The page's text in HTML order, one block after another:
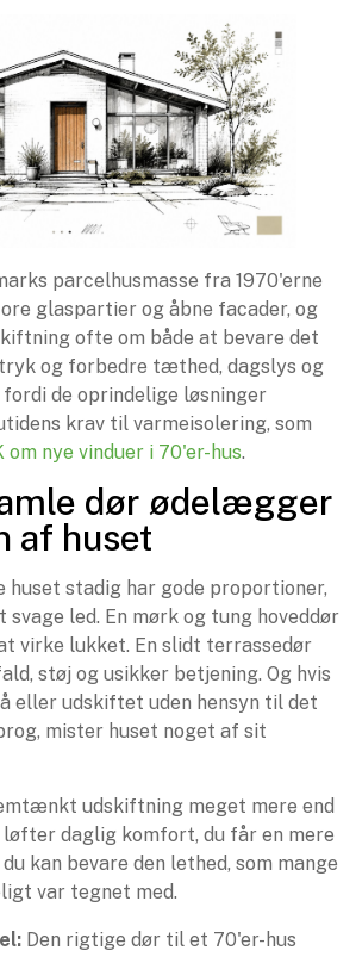
parcelhusmasse fra 1970'erne
glaspartier og åbne facader, og
ofte om både at bevare det
og forbedre tæthed, dagslys og
de oprindelige løsninger
krav til varmeisolering, som
om nye vinduer i 70'er-hus.
dør ødelægger
af huset
huset stadig har gode proportioner,
svage led. En mørk og tung hoveddør
virke lukket. En slidt terrassedør
støj og usikker betjening. Og hvis
eller udskiftet uden hensyn til det
mister huset noget af sit
udskiftning meget mere end
daglig komfort, du får en mere
kan bevare den lethed, som mange
var tegnet med.
Den rigtige dør til et 70'er-hus